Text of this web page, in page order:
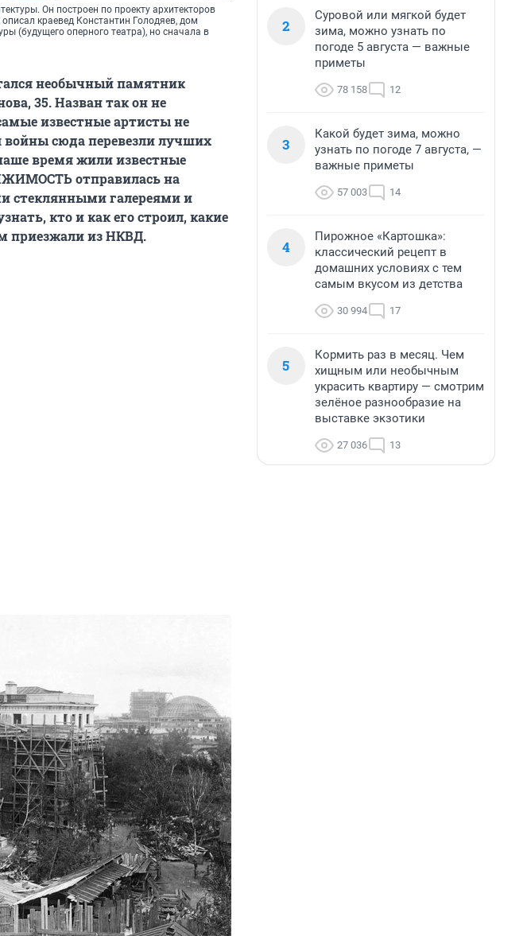
Он построен по проекту архитекторов
краевед Константин Голодяев, дом
(будущего оперного театра), но сначала в
необычный памятник
35. Назван так он не
известные артисты не
войны сюда перевезли лучших
время жили известные
отправилась на
стеклянными галереями и
кто и как его строил, какие
приезжали из НКВД.
2
Суровой или мягкой будет
зима, можно узнать по
погоде 5 августа — важные
приметы
78 158 12
3
Какой будет зима, можно
узнать по погоде 7 августа, —
важные приметы
57 003 14
4
Пирожное «Картошка»:
классический рецепт в
домашних условиях с тем
самым вкусом из детства
30 994 17
5
Кормить раз в месяц. Чем
хищным или необычным
украсить квартиру — смотрим
зелёное разнообразие на
выставке экзотики
27 036 13